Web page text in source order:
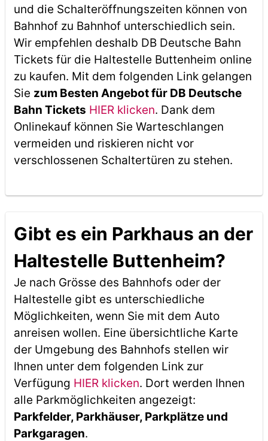
und die Schalteröffnungszeiten können von
Bahnhof zu Bahnhof unterschiedlich sein.
Wir empfehlen deshalb DB Deutsche Bahn
Tickets für die Haltestelle Buttenheim online
zu kaufen. Mit dem folgenden Link gelangen
Sie zum Besten Angebot für DB Deutsche
Bahn Tickets HIER klicken. Dank dem
Onlinekauf können Sie Warteschlangen
vermeiden und riskieren nicht vor
verschlossenen Schaltertüren zu stehen.
Gibt es ein Parkhaus an der
Haltestelle Buttenheim?
Je nach Grösse des Bahnhofs oder der
Haltestelle gibt es unterschiedliche
Möglichkeiten, wenn Sie mit dem Auto
anreisen wollen. Eine übersichtliche Karte
der Umgebung des Bahnhofs stellen wir
Ihnen unter dem folgenden Link zur
Verfügung HIER klicken. Dort werden Ihnen
alle Parkmöglichkeiten angezeigt:
Parkfelder, Parkhäuser, Parkplätze und
Parkgaragen.